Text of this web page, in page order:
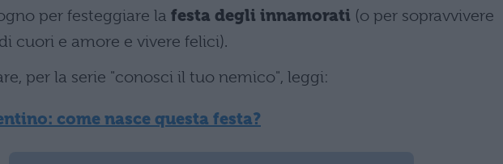
per festeggiare la festa degli innamorati (o per sopravvivere
cuori e amore e vivere felici).
per la serie "conosci il tuo nemico", leggi:
come nasce questa festa?